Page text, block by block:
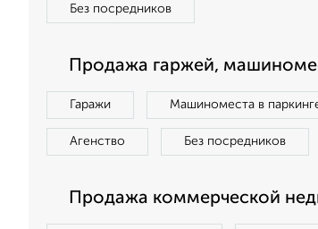
Без посредников
Продажа гаржей,
Гаражи Машиноместа в
Агенство Без посредников
Продажа коммерческой